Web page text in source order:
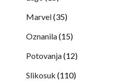
Marvel(35)
Oznanila(15)
Potovanja(12)
Slikosuk (110)